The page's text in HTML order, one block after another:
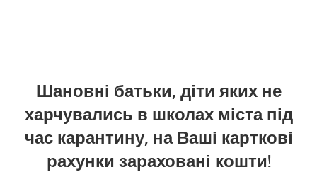
Шановні батьки, діти яких не
харчувались в школах міста під
час карантину, на Ваші карткові
рахунки зараховані кошти!